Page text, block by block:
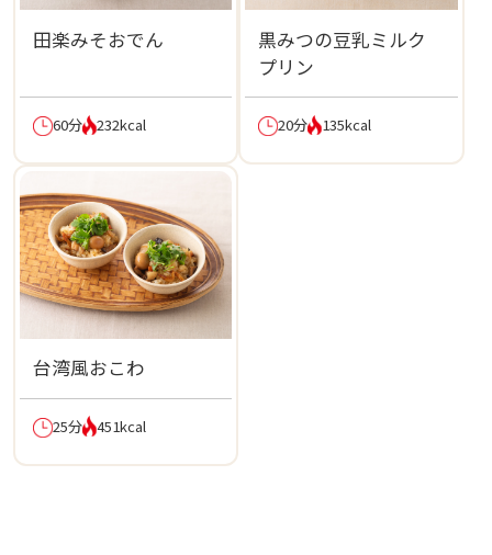
田楽みそおでん
60分 232kcal
黒みつの豆乳ミルク
プリン
20分 135kcal
台湾風おこわ
25分 451kcal